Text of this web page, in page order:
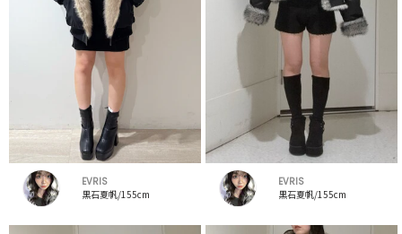
EVRIS
黒石夏帆/155cm
EVRIS
黒石夏帆/155cm